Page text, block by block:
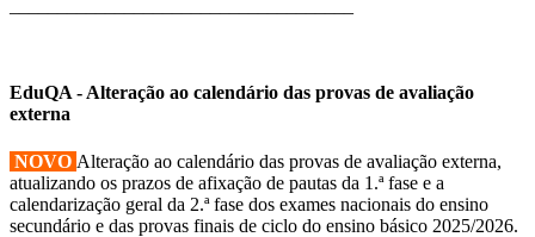
EduQA - Alteração ao calendário das provas de avaliação
externa
NOVO Alteração ao calendário das provas de avaliação externa,
atualizando os prazos de afixação de pautas da 1.ª fase e a
calendarização geral da 2.ª fase dos exames nacionais do ensino
secundário e das provas finais de ciclo do ensino básico 2025/2026.